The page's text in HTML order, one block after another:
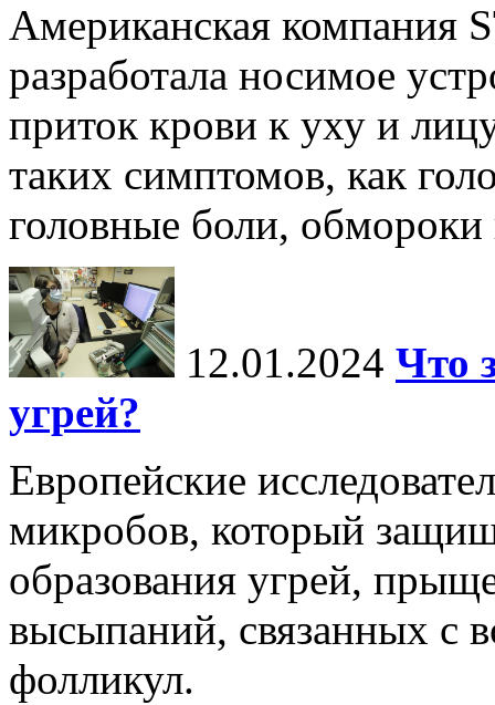
Американская компания
разработала носимое
приток крови к уху и
таких симптомов, как
головные боли, обмороки
12.01.2024 Что
угрей?
Европейские
микробов, который
образования угрей,
высыпаний, связанных с
фолликул.